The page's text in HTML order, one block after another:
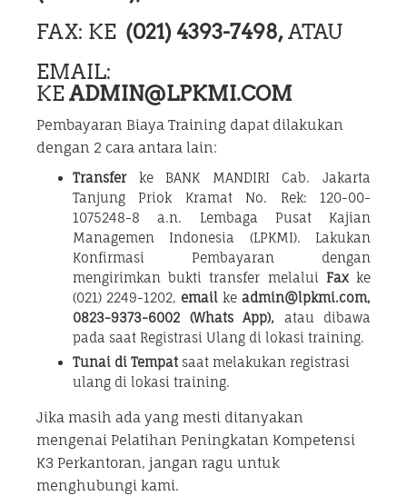
FAX: KE (021) 4393-7498,ATAU
EMAIL:
KEADMIN@LPKMI.COM
Pembayaran Biaya Training dapat dilakukan
dengan 2 cara antara lain:
Transferke BANK MANDIRI Cab. Jakarta
Tanjung Priok Kramat No. Rek: 120-00-
1075248-8 a.n. Lembaga Pusat Kajian
Managemen Indonesia (LPKMI). Lakukan
Konfirmasi Pembayaran dengan
mengirimkan bukti transfer melalui Faxke
(021) 2249-1202, email ke admin@lpkmi.com,
0823-9373-6002 (Whats App), atau dibawa
pada saat Registrasi Ulang di lokasi training.
Tunai di Tempat saat melakukan registrasi
ulang di lokasi training.
Jika masih ada yang mesti ditanyakan
mengenai Pelatihan Peningkatan Kompetensi
K3 Perkantoran, jangan ragu untuk
menghubungi kami.